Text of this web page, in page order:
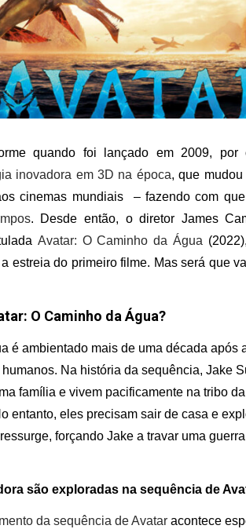
quando foi lançado em 2009,
inovadora em 3D na época, que
cinemas mundiais – fazendo com
. Desde então, o diretor James
Avatar: O Caminho da Água
estreia do primeiro filme. Mas será que
O Caminho da Água?
é ambientado mais de uma década após
Na história da sequência, Jake
família e vivem pacificamente na tribo
entanto, eles precisam sair de casa e
forçando Jake a travar uma
são exploradas na sequência de
da sequência de Avatar acontece